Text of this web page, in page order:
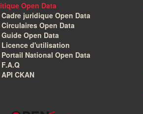
Open Data
Cadre juridique Open Data
Circulaires Open Data
Guide Open Data
Licence d'utilisation
Portail National Open Data
F.A.Q
API CKAN